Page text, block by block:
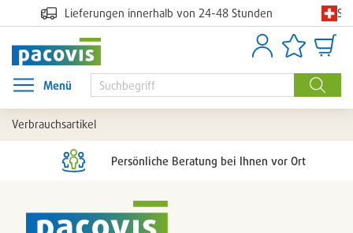
Lieferungen innerhalb von 24-48 Stunden
Suche
AnmeldenArtikellisten
Menü
Menü öffnen
Verbrauchsartikel
Persönliche Beratung bei Ihnen vor Ort